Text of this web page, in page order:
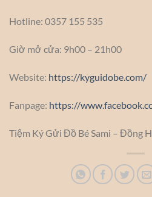
Hotline: 0357 155 535
Giờ mở cửa: 9h00 – 21h00
Website: https://kyguidobe.com/
Fanpage: https://
Tiệm Ký Gửi Đồ Bé Sami – Đồng